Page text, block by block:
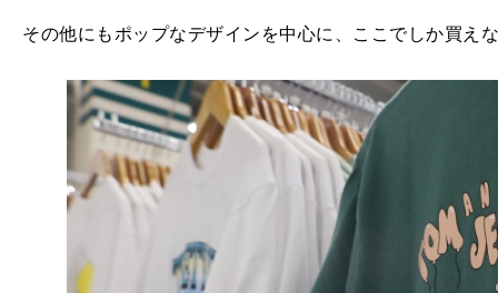
その他にもポップなデザインを中心に、ここでしか買え